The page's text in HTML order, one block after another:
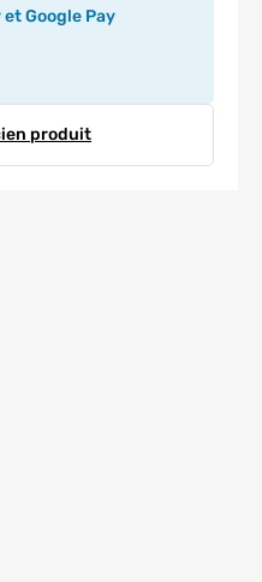
Google Pay
produit